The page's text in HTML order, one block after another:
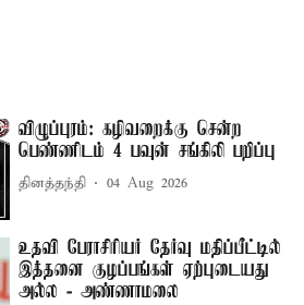
விழுப்புரம்: கழிவறைக்கு சென்ற
பெண்ணிடம் 4 பவுன் சங்கிலி பறிப்பு
தினத்தந்தி 04 Aug 2026
உதவி பேராசிரியர் தேர்வு மதிப்பீட்டில்
இத்தனை குழப்பங்கள் ஏற்புடையது
அல்ல - அண்ணாமலை